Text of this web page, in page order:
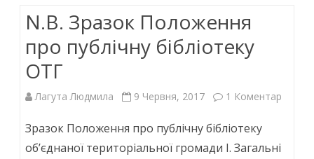
o
k
p
p
n
N.B. Зразок Положення
про публічну бібліотеку
ОТГ
Лагута Людмила 9 Червня, 2017 1 Коментар
Зразок Положення про публічну бібліотеку
об’єднаної територіальної громади І. Загальні